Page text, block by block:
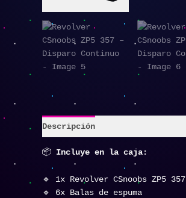
Descripción
📦 Incluye en la caja:
🔹 1x Revolver CSnoobs ZP5 357
🔹 6x Balas de espuma